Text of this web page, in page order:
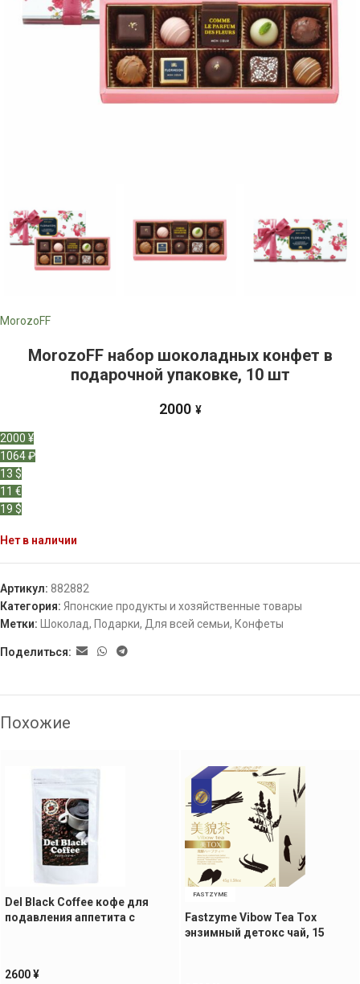
MorozoFF
MorozoFF набор шоколадных конфет в
подарочной упаковке, 10 шт
2000 ¥
2000 ¥
1064 ₽
13 $
11 €
19 $
Нет в наличии
Артикул: 882882
Категория: Японские продукты и хозяйственные товары
Метки: Шоколад, Подарки, Для всей семьи, Конфеты
Поделиться:
Похожие
Del Black Coffee кофе для
подавления аппетита с
2600¥
FASTZYME
Fastzyme Vibow Tea Tox
энзимный детокс чай, 15